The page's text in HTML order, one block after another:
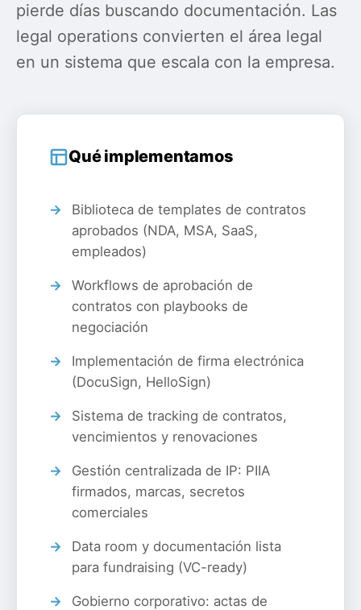
pierde días buscando documentación. Las
legal operations convierten el área legal
en un sistema que escala con la empresa.
Qué implementamos
Biblioteca de templates de contratos
aprobados (NDA, MSA, SaaS,
empleados)
Workflows de aprobación de
contratos con playbooks de
negociación
Implementación de firma electrónica
(DocuSign, HelloSign)
Sistema de tracking de contratos,
vencimientos y renovaciones
Gestión centralizada de IP: PIIA
firmados, marcas, secretos
comerciales
Data room y documentación lista
para fundraising (VC-ready)
Gobierno corporativo: actas de